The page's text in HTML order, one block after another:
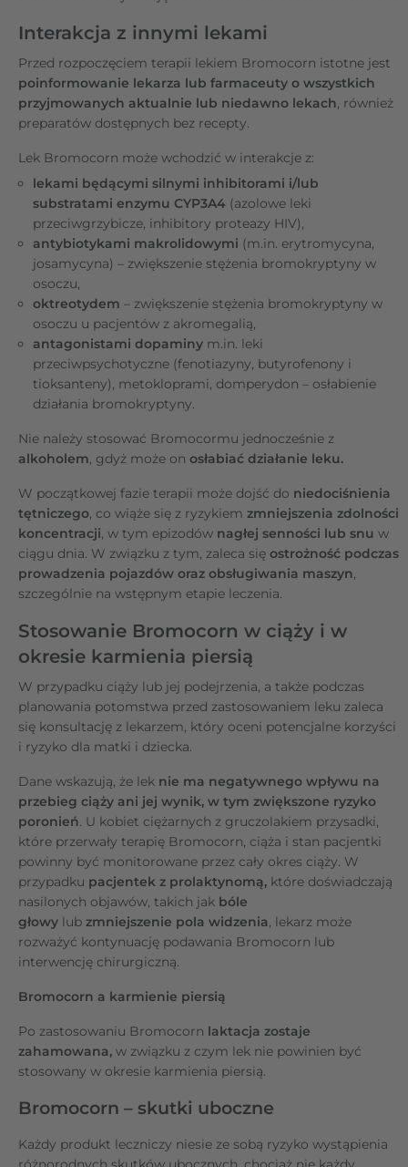
Interakcja z innymi lekami
Przed rozpoczęciem terapii lekiem Bromocorn istotne jest
poinformowanie lekarza lub farmaceuty o wszystkich
przyjmowanych aktualnie lub niedawno lekach, również
preparatów dostępnych bez recepty.
Lek Bromocorn może wchodzić w interakcje z:
lekami będącymi silnymi inhibitorami i/lub
substratami enzymu CYP3A4 (azolowe leki
przeciwgrzybicze, inhibitory proteazy HIV),
antybiotykami makrolidowymi (m.in. erytromycyna,
josamycyna) – zwiększenie stężenia bromokryptyny w
osoczu,
oktreotydem – zwiększenie stężenia bromokryptyny w
osoczu u pacjentów z akromegalią,
antagonistami dopaminy m.in. leki
przeciwpsychotyczne (fenotiazyny, butyrofenony i
tioksanteny), metokloprami, domperydon – osłabienie
działania bromokryptyny.
Nie należy stosować Bromocormu jednocześnie z
alkoholem, gdyż może on osłabiać działanie leku.
W początkowej fazie terapii może dojść do niedociśnienia
tętniczego, co wiąże się z ryzykiem zmniejszenia zdolności
koncentracji, w tym epizodów nagłej senności lub snu w
ciągu dnia. W związku z tym, zaleca się ostrożność podczas
prowadzenia pojazdów oraz obsługiwania maszyn,
szczególnie na wstępnym etapie leczenia.
Stosowanie Bromocorn w ciąży i w
okresie karmienia piersią
W przypadku ciąży lub jej podejrzenia, a także podczas
planowania potomstwa przed zastosowaniem leku zaleca
się konsultację z lekarzem, który oceni potencjalne korzyści
i ryzyko dla matki i dziecka.
Dane wskazują, że lek nie ma negatywnego wpływu na
przebieg ciąży ani jej wynik, w tym zwiększone ryzyko
poronień. U kobiet ciężarnych z gruczolakiem przysadki,
które przerwały terapię Bromocorn, ciąża i stan pacjentki
powinny być monitorowane przez cały okres ciąży. W
przypadku pacjentek z prolaktynomą, które doświadczają
nasilonych objawów, takich jak bóle
głowy lub zmniejszenie pola widzenia, lekarz może
rozważyć kontynuację podawania Bromocorn lub
interwencję chirurgiczną.
Bromocorn a karmienie piersią
Po zastosowaniu Bromocorn laktacja zostaje
zahamowana, w związku z czym lek nie powinien być
stosowany w okresie karmienia piersią.
Bromocorn – skutki uboczne
Każdy produkt leczniczy niesie ze sobą ryzyko wystąpienia